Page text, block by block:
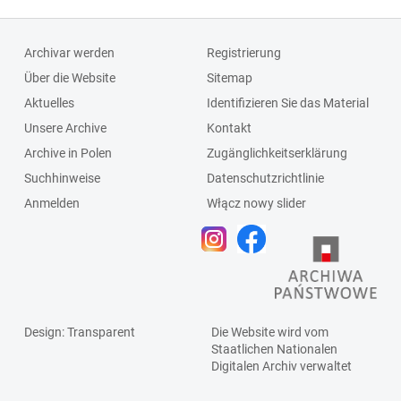
Archivar werden
Über die Website
Aktuelles
Unsere Archive
Archive in Polen
Suchhinweise
Anmelden
Registrierung
Sitemap
Identifizieren Sie das Material
Kontakt
Zugänglichkeitserklärung
Datenschutzrichtlinie
Włącz nowy slider
Design: Transparent
Die Website wird vom
Staatlichen Nationalen
Digitalen Archivverwaltet